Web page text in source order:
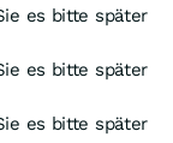
es bitte später
es bitte später
es bitte später